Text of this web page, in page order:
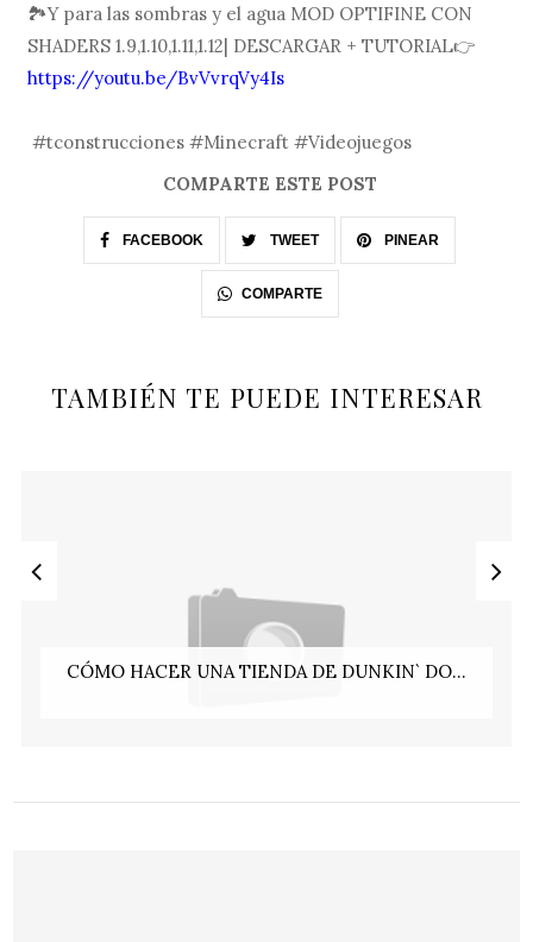
🏞Y para las sombras y el agua MOD OPTIFINE CON
SHADERS 1.9,1.10,1.11,1.12| DESCARGAR + TUTORIAL👉
https://youtu.be/BvVvrqVy4Is
#tconstrucciones #Minecraft #Videojuegos
COMPARTE ESTE POST
FACEBOOK TWEET PINEAR
COMPARTE
TAMBIÉN TE PUEDE INTERESAR
CÓMO HACER UNA TIENDA DE DUNKIN` DO...